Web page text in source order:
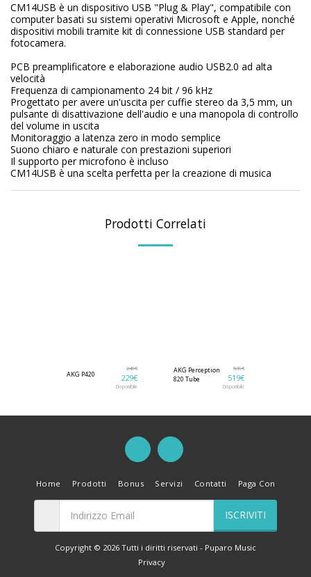
CM14USB è un dispositivo USB "Plug & Play", compatibile con
computer basati su sistemi operativi Microsoft e Apple, nonché
dispositivi mobili tramite kit di connessione USB standard per
fotocamera.
PCB preamplificatore e elaborazione audio USB2.0 ad alta
velocità
Frequenza di campionamento 24 bit / 96 kHz
Progettato per avere un'uscita per cuffie stereo da 3,5 mm, un
pulsante di disattivazione dell'audio e una manopola di controllo
del volume in uscita
Monitoraggio a latenza zero in modo semplice
Suono chiaro e naturale con prestazioni superiori
Il supporto per microfono è incluso
CM14USB è una scelta perfetta per la creazione di musica
Prodotti Correlati
AKG P420
249€
229€
Disponibile
AKG Perception
820 Tube
539€
519€
Disponibile
Home Prodotti Bonus Servizi Contatti Paga Con
ISCRIVITI
Copyright © 2026 Tutti i diritti riservati - Puparo Music
Privacy